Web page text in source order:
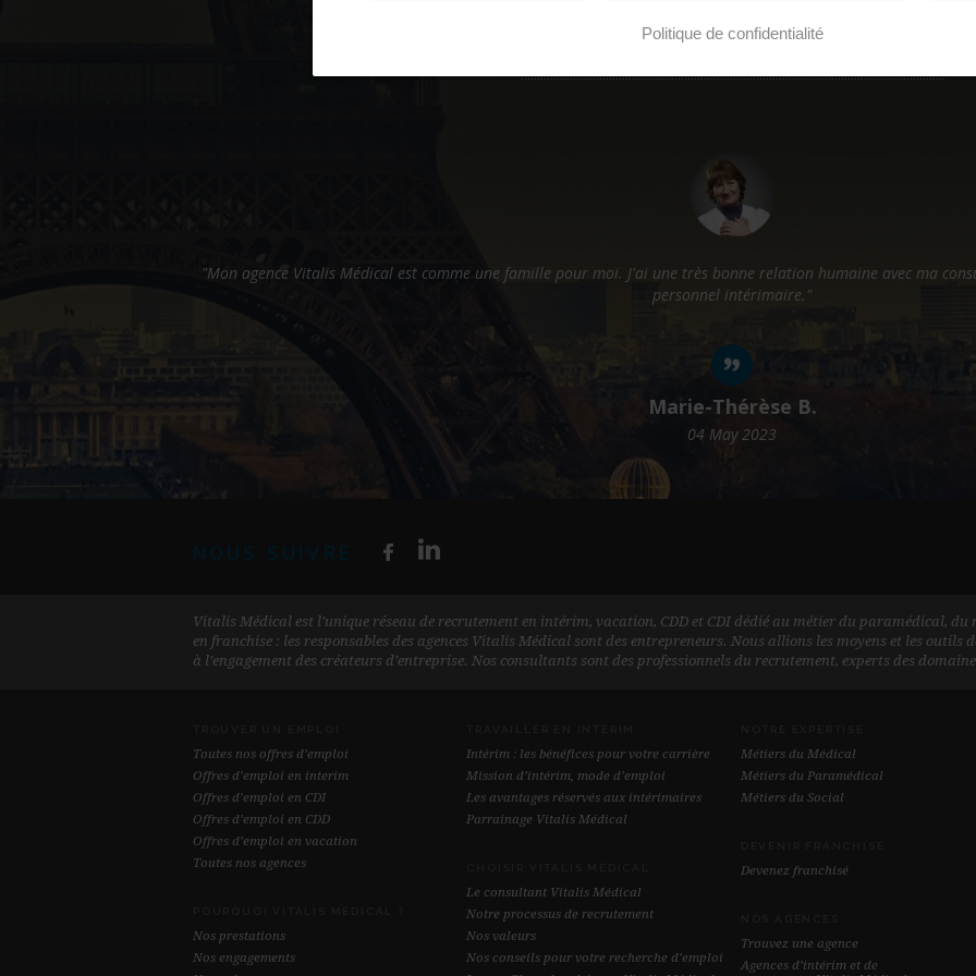
et de leur expérience !
"Vitalis Médical m'apporte une satisfaction à la fois professionnelle et personnelle tout particulièrement grâce
très présente."
Alison D.
04 May 2023
Vitalis Médical est l'unique réseau de recrutement en intérim, vacation, CDD et CDI dédié au métier du paramédical, du
en franchise : les responsables des agences Vitalis Médical sont des entrepreneurs. Nous allions les moyens et les outils
à l’engagement des créateurs d’entreprise. Nos consultants sont des professionnels du recrutement, experts des
Toutes nos offres d’emploi
Offres d’emploi en interim
Offres d’emploi en CDI
Offres d’emploi en CDD
Offres d’emploi en vacation
Toutes nos agences
Nos prestations
Nos engagements
Intérim : les bénéfices pour votre carrière
Mission d’intérim, mode d’emploi
Les avantages réservés aux intérimaires
Parrainage Vitalis Médical
Le consultant Vitalis Médical
Notre processus de recrutement
Nos valeurs
Nos conseils pour votre recherche d’emploi
Métiers du Médical
Métiers du Paramédical
Métiers du Social
Devenez franchisé
Trouvez une agence
Agences d’intérim et de
Politique de confidentialité